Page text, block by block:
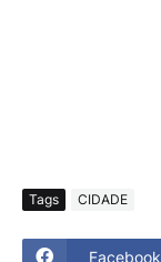
Tags CIDADE
Facebook